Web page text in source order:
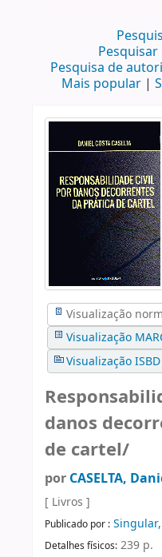
Pesquisa de
Mais popular
Visualização
Visualização
Visualização ISBD
danos
de cartel/
por CASELTA,
[ Livros ]
Publicado por : Singular,
Detalhes físicos: 239 p.